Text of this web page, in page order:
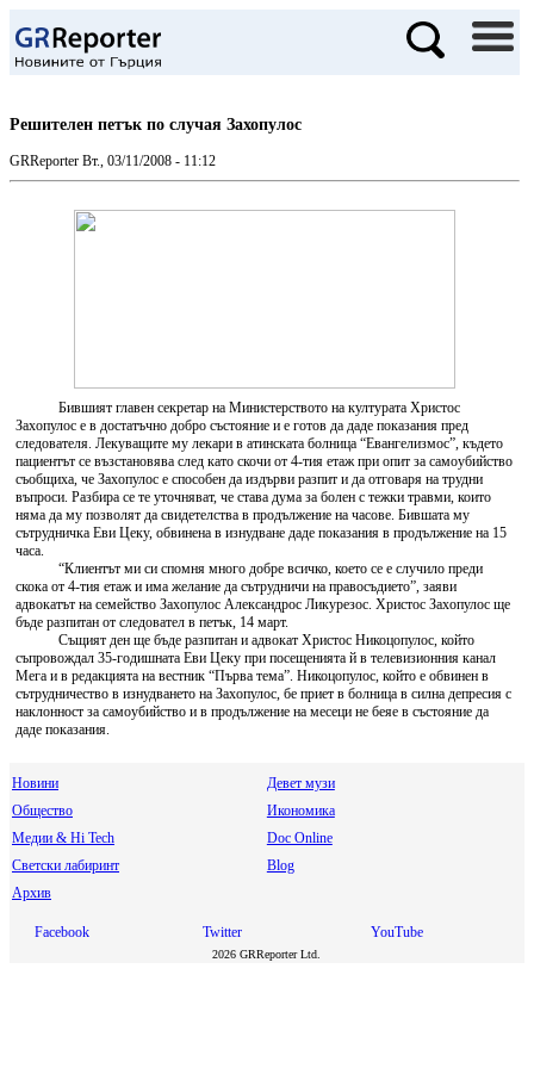
Решителен петък по случая Захопулос
GRReporter Вт., 03/11/2008 - 11:12
Бившият главен секретар на Министерството на културата Христос
Захопулос е в достатъчно добро състояние и е готов да даде показания пред
следователя. Лекуващите му лекари в атинската болница “Евангелизмос”, където
пациентът се възстановява след като скочи от 4-тия етаж при опит за самоубийство
съобщиха, че Захопулос е способен да издърви разпит и да отговаря на трудни
въпроси. Разбира се те уточняват, че става дума за болен с тежки травми, които
няма да му позволят да свидетелства в продължение на часове. Бившата му
сътрудничка Еви Цеку, обвинена в изнудване даде показания в продължение на 15
часа.
“Клиентът ми си спомня много добре всичко, което се е случило преди
скока от 4-тия етаж и има желание да сътрудничи на правосъдието”, заяви
адвокатът на семейство Захопулос Александрос Ликурезос. Христос Захопулос ще
бъде разпитан от следовател в петък, 14 март.
Същият ден ще бъде разпитан и адвокат Христос Никоцопулос, който
съпровождал 35-годишната Еви Цеку при посещенията й в телевизионния канал
Мега и в редакцията на вестник “Първа тема”. Никоцопулос, който е обвинен в
сътрудничество в изнудването на Захопулос, бе приет в болница в силна депресия с
наклонност за самоубийство и в продължение на месеци не беяе в състояние да
даде показания.
Новини
Девет музи
Общество
Икономика
Медии & Hi Tech
Doc Online
Светски лабиринт
Blog
Архив
Facebook Twitter YouTube
2026 GRReporter Ltd.